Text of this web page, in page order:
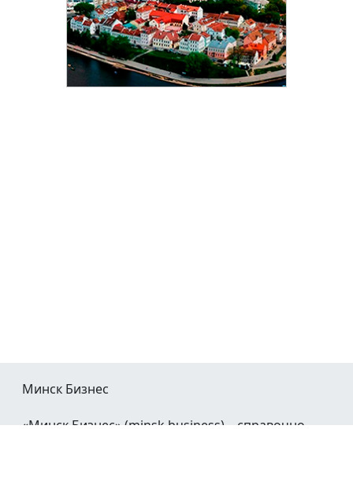
Минск Бизнес
«Минск Бизнес» (minsk.business) – справочно-